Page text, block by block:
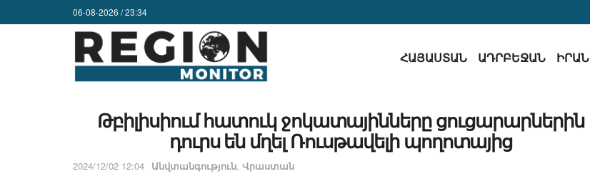
06-08-2026 / 23:34
ՀԱՅԱՍՏԱՆ ԱԴՐԲԵՋԱՆ ԻՐԱՆ
Թբիլիսիում հատուկ ջոկատայինները ցուցարարներին
դուրս են մղել Ռուսթավելի պողոտայից
2024/12/02 12:04 Անվտանգություն, Վրաստան